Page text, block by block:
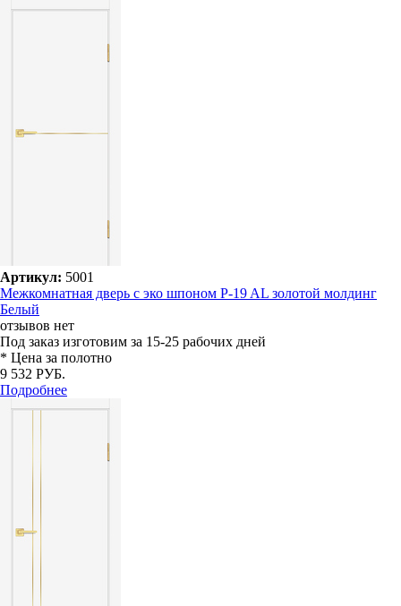
Артикул: 5001
Межкомнатная дверь с эко шпоном P-19 AL золотой молдинг
Белый
отзывов нет
Под заказ изготовим за 15-25 рабочих дней
* Цена за полотно
9 532 РУБ.
Подробнее